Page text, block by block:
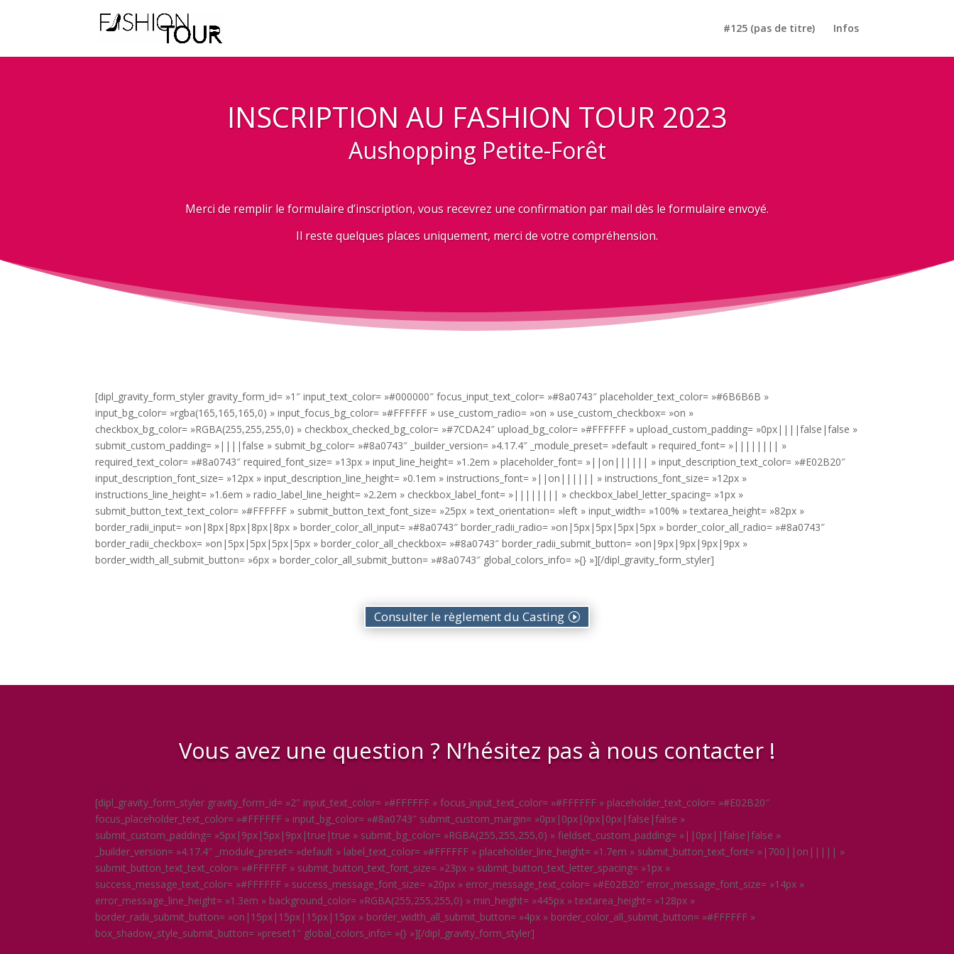
#125 (pas de titre) Infos
INSCRIPTION AU FASHION TOUR 2023
Aushopping Petite-Forêt
Merci de remplir le formulaire d’inscription, vous recevrez une confirmation par mail dès le formulaire envoyé.
Il reste quelques places uniquement, merci de votre compréhension.
[dipl_gravity_form_styler gravity_form_id= »1″ input_text_color= »#000000″ focus_input_text_color= »#8a0743″ placeholder_text_color= »#6B6B6B »
input_bg_color= »rgba(165,165,165,0) » input_focus_bg_color= »#FFFFFF » use_custom_radio= »on » use_custom_checkbox= »on »
checkbox_bg_color= »RGBA(255,255,255,0) » checkbox_checked_bg_color= »#7CDA24″ upload_bg_color= »#FFFFFF » upload_custom_padding= »0px||||false|false »
submit_custom_padding= »||||false » submit_bg_color= »#8a0743″ _builder_version= »4.17.4″ _module_preset= »default » required_font= »|||||||| »
required_text_color= »#8a0743″ required_font_size= »13px » input_line_height= »1.2em » placeholder_font= »||on|||||| » input_description_text_color= »#E02B20″
input_description_font_size= »12px » input_description_line_height= »0.1em » instructions_font= »||on|||||| » instructions_font_size= »12px »
instructions_line_height= »1.6em » radio_label_line_height= »2.2em » checkbox_label_font= »|||||||| » checkbox_label_letter_spacing= »1px »
submit_button_text_text_color= »#FFFFFF » submit_button_text_font_size= »25px » text_orientation= »left » input_width= »100% » textarea_height= »82px »
border_radii_input= »on|8px|8px|8px|8px » border_color_all_input= »#8a0743″ border_radii_radio= »on|5px|5px|5px|5px » border_color_all_radio= »#8a0743″
border_radii_checkbox= »on|5px|5px|5px|5px » border_color_all_checkbox= »#8a0743″ border_radii_submit_button= »on|9px|9px|9px|9px »
border_width_all_submit_button= »6px » border_color_all_submit_button= »#8a0743″ global_colors_info= »{} »][/dipl_gravity_form_styler]
Consulter le règlement du Casting
Vous avez une question ? N’hésitez pas à nous contacter !
[dipl_gravity_form_styler gravity_form_id= »2″ input_text_color= »#FFFFFF » focus_input_text_color= »#FFFFFF » placeholder_text_color= »#E02B20″
focus_placeholder_text_color= »#FFFFFF » input_bg_color= »#8a0743″ submit_custom_margin= »0px|0px|0px|0px|false|false »
submit_custom_padding= »5px|9px|5px|9px|true|true » submit_bg_color= »RGBA(255,255,255,0) » fieldset_custom_padding= »||0px||false|false »
_builder_version= »4.17.4″ _module_preset= »default » label_text_color= »#FFFFFF » placeholder_line_height= »1.7em » submit_button_text_font= »|700||on||||| »
submit_button_text_text_color= »#FFFFFF » submit_button_text_font_size= »23px » submit_button_text_letter_spacing= »1px »
success_message_text_color= »#FFFFFF » success_message_font_size= »20px » error_message_text_color= »#E02B20″ error_message_font_size= »14px »
error_message_line_height= »1.3em » background_color= »RGBA(255,255,255,0) » min_height= »445px » textarea_height= »128px »
border_radii_submit_button= »on|15px|15px|15px|15px » border_width_all_submit_button= »4px » border_color_all_submit_button= »#FFFFFF »
box_shadow_style_submit_button= »preset1″ global_colors_info= »{} »][/dipl_gravity_form_styler]